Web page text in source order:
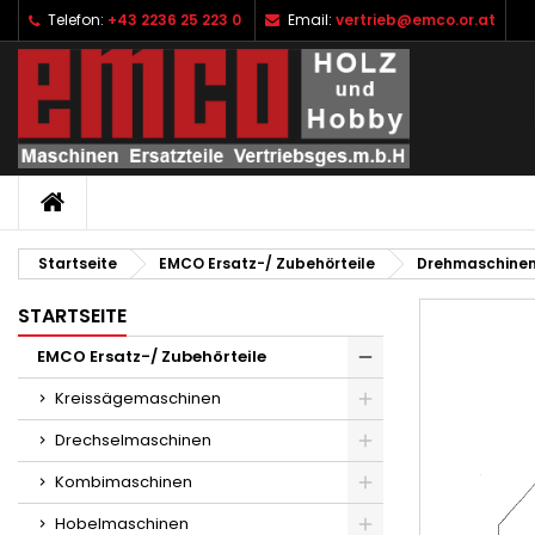
Telefon: +43 2236 25 223 0 Email: vertrieb@emco.or.at
STARTSEITE
Startseite EMCO Ersatz-/ Zubehörteile Drehmaschinen
STARTSEITE
EMCO Ersatz-/ Zubehörteile
Kreissägemaschinen
Drechselmaschinen
Kombimaschinen
Hobelmaschinen